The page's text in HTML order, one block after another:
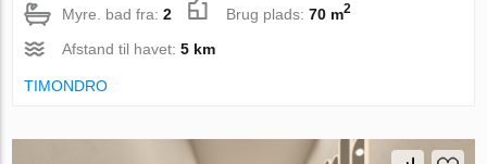
Myre. bad fra:2 Brug plads:70 m2
Afstand til havet:5 km
TIMONDRO